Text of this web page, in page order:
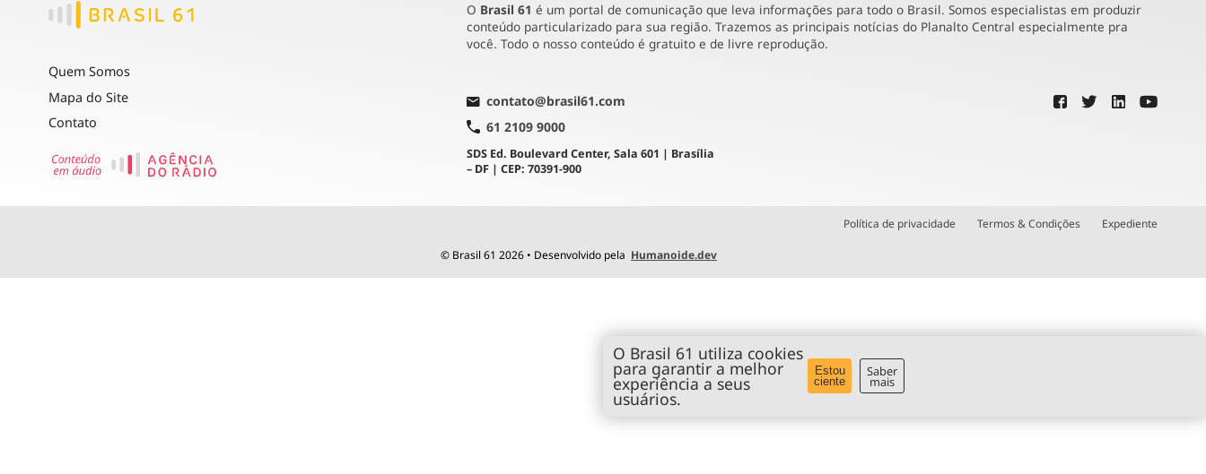
Quem Somos
Mapa do Site
Contato
O Brasil 61 é um portal de comunicação que leva informações para todo o Brasil. Somos especialistas em produzir
conteúdo particularizado para sua região. Trazemos as principais notícias do Planalto Central especialmente pra
você. Todo o nosso conteúdo é gratuito e de livre reprodução.
contato@brasil61.com
61 2109 9000
SDS Ed. Boulevard Center, Sala 601 | Brasília
– DF | CEP: 70391-900
Política de privacidade Termos & Condições Expediente
© Brasil 61 2026 • Desenvolvido pela Humanoide.dev
O Brasil 61 utiliza cookies
para garantir a melhor
experiência a seus
usuários.
Estou
ciente
Saber
mais